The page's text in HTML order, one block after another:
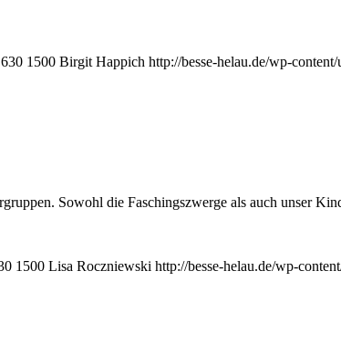
630 1500 Birgit Happich http://besse-helau.de/wp-
Sowohl die Faschingszwerge als auch unser
1500 Lisa Roczniewski http://besse-helau.de/wp-